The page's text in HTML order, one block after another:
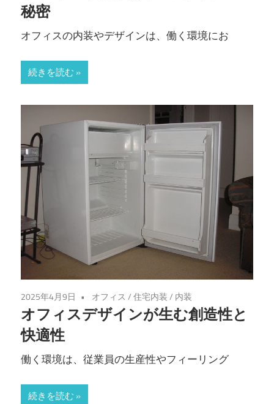
秘密
オフィスの内装やデザインは、働く環境にお
続きを読む
2025年4月9日 オフィス /住宅内装/ 内装
オフィスデザインが生む創造性と
快適性
働く環境は、従業員の生産性やフィーリング
続きを読む